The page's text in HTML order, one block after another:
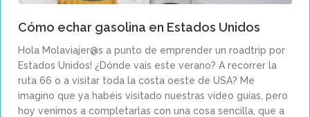
Cómo echar gasolina en Estados Unidos
Hola Molaviajer@s a punto de emprender un roadtrip por
Estados Unidos! ¿Dónde vais este verano? A recorrer la
ruta 66 o a visitar toda la costa oeste de USA? Me
imagino que ya habéis visitado nuestras vídeo guías, pero
hoy venimos a completarlas con una cosa sencilla, que a